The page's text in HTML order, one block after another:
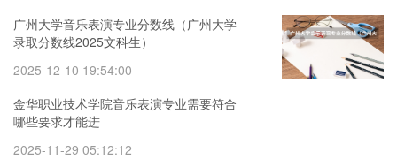
广州大学音乐表演专业分数线（广州大学
录取分数线2025文科生）
2025-12-10 19:54:00
金华职业技术学院音乐表演专业需要符合
哪些要求才能进
2025-11-29 05:12:12